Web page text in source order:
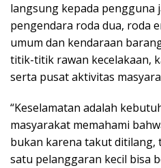
langsung kepada pengguna
pengendara roda dua, roda
umum dan kendaraan
titik-titik rawan kecelakaan,
serta pusat aktivitas
“Keselamatan adalah
masyarakat memahami
bukan karena takut ditilang,
satu pelanggaran kecil bisa